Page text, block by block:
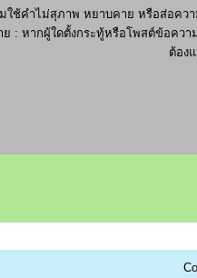
มใช้คำไม่สุภาพ หยาบคาย หรือส่อค
: หากผู้ใดตั้งกระทู้หรือโพสต์ข้อควา
ต้อง